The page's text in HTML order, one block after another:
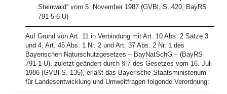
Steinwald“ vom 5. November 1987 (GVBl. S. 420, BayRS
791-5-6-U)
Auf Grund von Art. 11 in Verbindung mit Art. 10 Abs. 2 Sätze 3
und 4, Art. 45 Abs. 1 Nr. 2 und Art. 37 Abs. 2 Nr. 1 des
Bayerischen Naturschutzgesetzes – BayNatSchG – (BayRS
791-1-U), zuletzt geändert durch § 7 des Gesetzes vom 16. Juli
1986 (GVBl S. 135), erläßt das Bayerische Staatsministerium
für Landesentwicklung und Umweltfragen folgende Verordnung: